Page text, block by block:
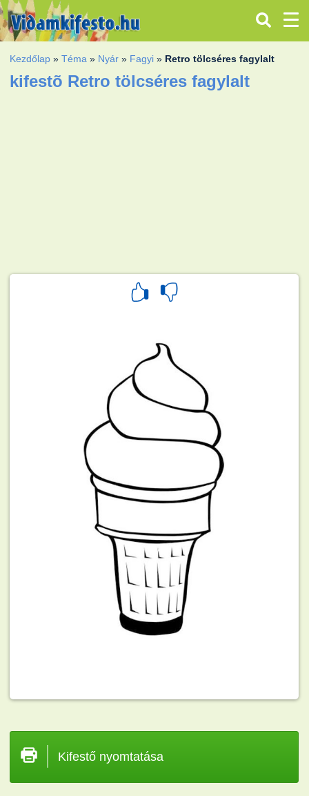
Kezdőlap »Téma » Nyár » Fagyi » Retro tölcséres fagylalt
kifestõ Retro tölcséres fagylalt
Kifestő nyomtatása